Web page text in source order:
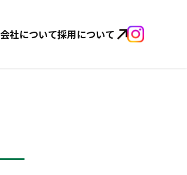
会社について採用について